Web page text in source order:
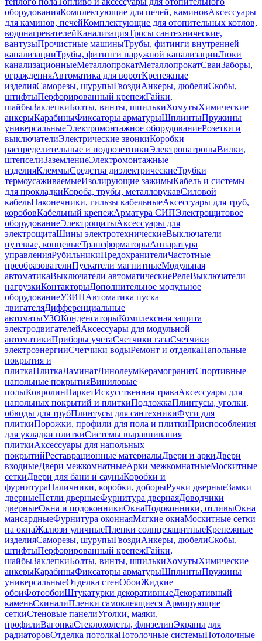
оборудованияКомплектующие для печей, каминовАксессуары
для каминов, печейКомплектующие для отопительных котлов,
водонагревателейКанализацияТросы сантехнические,
вантузыПрочистные машиныТрубы, фитинги внутренней
канализацииТрубы, фитинги наружной канализацииЛюки
канализационныеМеталлопрокатМеталлопрокатСваиЗаборы,
огражденияАвтоматика для воротКрепежные
изделияСаморезы, шурупыГвоздиАнкеры, дюбелиСкобы,
штифтыПерфорированный крепежГайки,
шайбыЗаклепкиБолты, винты, шпилькиХомутыХимические
анкерыКарабиныФиксаторы арматурыШплинтыПружины
универсальныеЭлектромонтажное оборудованиеРозетки и
выключателиЭлектрические звонкиКоробки
распределительные и подрозетникиЭлектропатроныВилки,
штепселиЗаземлениеЭлектромонтажные
изделияКлеммыСредства диэлектрическиеТрубки
термоусаживаемыеИзолирующие зажимыКабель и системы
для прокладкиКороба, трубы, металлорукавСиловой
кабельНаконечники, гильзы кабельныеАксессуары для труб,
коробовКабельный крепежАрматура СИПЭлектрощитовое
оборудованиеЭлектрощитыАксессуары для
электрощитаШины электротехническиеВыключатели
путевые, концевыеТрансформаторыАппаратура
управленияРубильникиПредохранителиЧастотные
преобразователиПускатели магнитныеМодульная
автоматикаВыключатели автоматическиеРелеВыключатели
нагрузкиКонтакторыДополнительное модульное
оборудованиеУЗИПАвтоматика пуска
двигателяДифференциальные
автоматыУЗОКонденсаторыКомплексная защита
электродвигателейАксессуары для модульной
автоматикиПриборы учетаСчетчики газаСчетчики
электроэнергииСчетчики водыРемонт и отделкаНапольные
покрытия и
плиткаПлиткаЛаминатЛинолеумКерамогранитСпортивные
напольные покрытияВиниловые
полыКовролинПаркетИскусственная траваАксессуары для
напольных покрытий и плиткиПодложкаПлинтусы, уголки,
обводы для трубПлинтусы для сантехникиФуги для
плиткиПорожки, профили для пола и плиткиПриспособления
для укладки плиткиСистемы выравнивания
плиткиАксессуары для напольных
покрытийРеставрационные материалыДвери и аркиДвери
входныеДвери межкомнатныеАрки межкомнатныеМоскитные
сеткиДвери для бани и сауныКоробки и
фурнитураНаличники, коробки, доборыРучки дверныеЗамки
дверныеПетли дверныеФурнитура двернаяДоводчики
дверныеОкна и подоконникиОкнаПодоконники, отливыОкна
мансардныеФурнитура оконнаяМягкие окнаМоскитные сетки
на окнаЖалюзи уличныеПленки солнцезащитныеКрепежные
изделияСаморезы, шурупыГвоздиАнкеры, дюбелиСкобы,
штифтыПерфорированный крепежГайки,
шайбыЗаклепкиБолты, винты, шпилькиХомутыХимические
анкерыКарабиныФиксаторы арматурыШплинтыПружины
универсальныеОтделка стенОбоиЖидкие
обоиФотообоиШтукатурки декоративныеДекоративный
каменьСкиналиПленки самоклеящиеся Армирующие
сеткиСтеновые панелиУголки, маяки,
профилиВагонкаСтеклохолсты, флизелинЭкраны для
радиаторовОтделка потолкаПотолочные системыПотолочные